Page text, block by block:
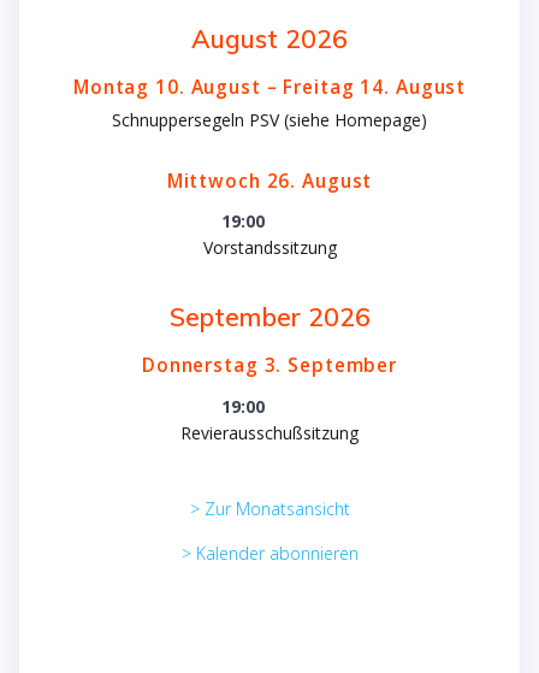
August 2026
Montag 10. August – Freitag 14. August
Schnuppersegeln PSV (siehe Homepage)
Mittwoch 26. August
19:00
Vorstandssitzung
September 2026
Donnerstag 3. September
19:00
Revierausschußsitzung
> Zur Monatsansicht
> Kalender abonnieren